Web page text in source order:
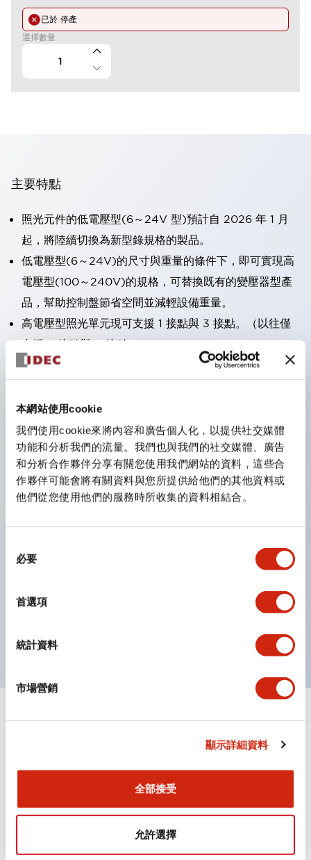
本網站使用cookie
我們使用cookie來將內容和廣告個人化，以提供社交媒體
功能和分析我們的流量。我們也與我們的社交媒體、廣告
和分析合作夥伴分享有關您使用我們網站的資料，這些合
作夥伴可能會將有關資料與您所提供給他們的其他資料或
他們從您使用他們的服務時所收集的資料相結合。
必要
首選項
統計資料
市場營銷
顯示詳細資料
全部接受
允許選擇
已於 停產
選擇數量
主要特點
照光元件的低電壓型(6～24V 型)預計自 2026 年 1 月
起，將陸續切換為新型錄規格的製品。
低電壓型(6～24V)的尺寸與重量的條件下，即可實現高
電壓型(100～240V)的規格，可替換既有的變壓器型產
品，幫助控制盤節省空間並減輕設備重量。
高電壓型照光單元現可支援 1 接點與 3 接點。（以往僅
支援 2 接點與 4 接點）。
採用一體成型端子蓋，具備極高安全性的手指保護結構。
防護結構可防止水或油從面板前方滲入：IP65（僅雙按
鈕開關為 IP40）。
雙按鈕開關，可將兩個獨立動作的按鈕以及一個指示燈這
三種功能集結於一顆開關。
完整支援全球各地需求的多種電壓規格。
需分色管理的 LED 燈泡，如今可用單一顆燈泡呈現多種
顏色。
支援色彩通用設計（CUD）：可清楚辨識正方平頭形指
示燈的亮燈/熄燈狀態，以及點燈時的顏色識別。
符合 ISO 3864-4 安全色規範：在危險或緊急狀況下，
顏色表現更明確鮮明，便於更多人識別。
HW系列 Push-in式 控制元件 (中文簡體版)